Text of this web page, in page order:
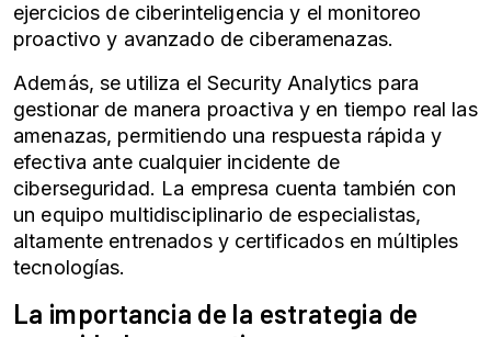
ejercicios de ciberinteligencia y el monitoreo
proactivo y avanzado de ciberamenazas.
Además, se utiliza el Security Analytics para
gestionar de manera proactiva y en tiempo real las
amenazas, permitiendo una respuesta rápida y
efectiva ante cualquier incidente de
ciberseguridad. La empresa cuenta también con
un equipo multidisciplinario de especialistas,
altamente entrenados y certificados en múltiples
tecnologías.
La importancia de la estrategia de